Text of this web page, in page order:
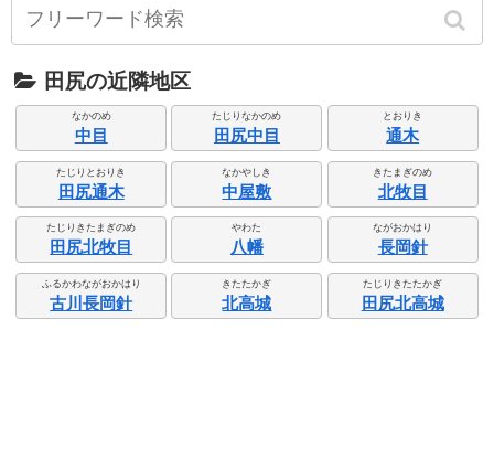
田尻の近隣地区
なかのめ
中目
たじりなかのめ
田尻中目
とおりき
通木
たじりとおりき
田尻通木
なかやしき
中屋敷
きたまぎのめ
北牧目
たじりきたまぎのめ
田尻北牧目
やわた
八幡
ながおかはり
長岡針
ふるかわながおかはり
古川長岡針
きたたかぎ
北高城
たじりきたたかぎ
田尻北高城